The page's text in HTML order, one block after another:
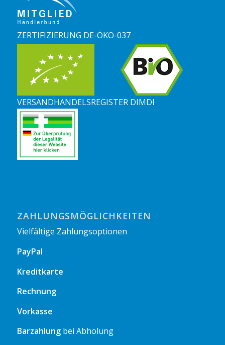
ZERTIFIZIERUNG DE-ÖKO-037
VERSANDHANDELSREGISTER DIMDI
ZAHLUNGSMÖGLICHKEITEN
Vielfältige Zahlungsoptionen
PayPal
Kreditkarte
Rechnung
Vorkasse
Barzahlungbei Abholung